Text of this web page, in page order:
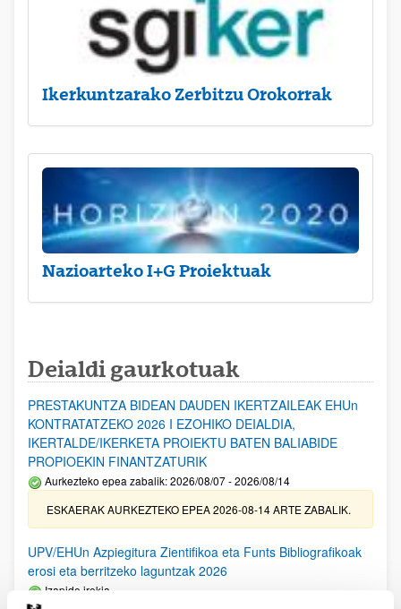
Ikerkuntzarako Zerbitzu Orokorrak
Nazioarteko I+G Proiektuak
Deialdi gaurkotuak
PRESTAKUNTZA BIDEAN DAUDEN IKERTZAILEAK EHUn
KONTRATATZEKO 2026 I EZOHIKO DEIALDIA,
IKERTALDE/IKERKETA PROIEKTU BATEN BALIABIDE
PROPIOEKIN FINANTZATURIK
Aurkezteko epea zabalik: 2026/08/07 - 2026/08/14
ESKAERAK AURKEZTEKO EPEA 2026-08-14 ARTE ZABALIK.
UPV/EHUn Azpiegitura Zientifikoa eta Funts Bibliografikoak
erosi eta berritzeko laguntzak 2026
Izapide irekia